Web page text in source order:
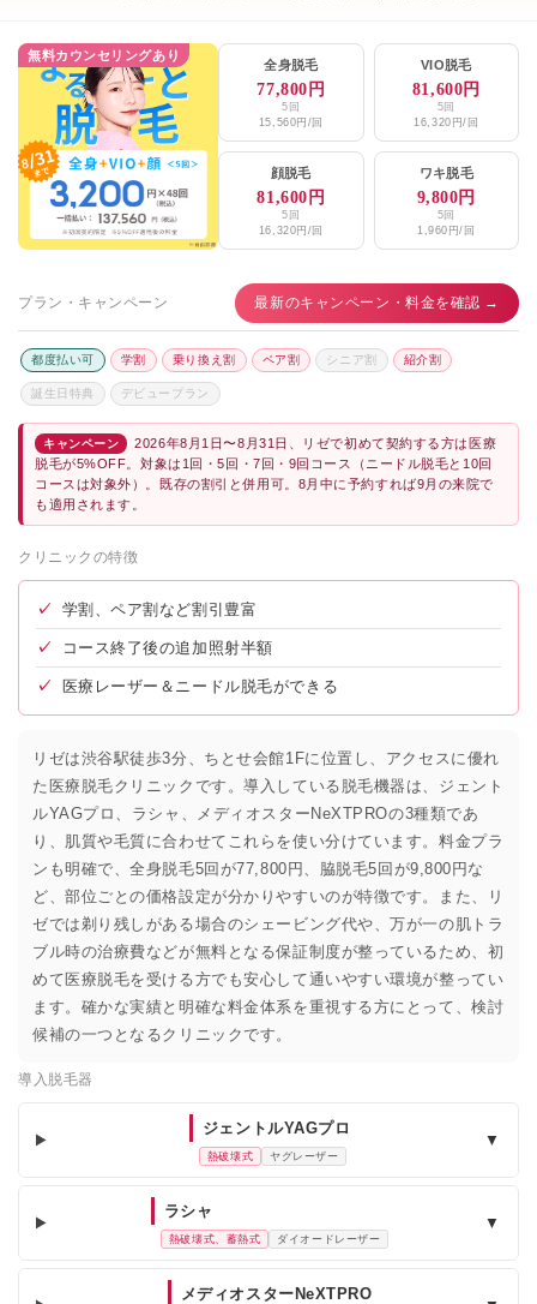
無料カウンセリングあり
全身脱毛
77,800円
5回
15,560円/回
VIO脱毛
81,600円
5回
16,320円/回
顔脱毛
81,600円
5回
16,320円/回
ワキ脱毛
9,800円
5回
1,960円/回
プラン・キャンペーン 最新のキャンペーン・料金を確認 →
都度払い可 学割 乗り換え割 ペア割 シニア割 紹介割
誕生日特典 デビュープラン
キャンペーン
2026年8月1日〜8月31日、リゼで初めて契約する方は医療
脱毛が5%OFF。対象は1回・5回・7回・9回コース（ニードル脱毛と10回
コースは対象外）。既存の割引と併用可。8月中に予約すれば9月の来院で
も適用されます。
クリニックの特徴
✓ 学割、ペア割など割引豊富
✓ コース終了後の追加照射半額
✓ 医療レーザー＆ニードル脱毛ができる
リゼは渋谷駅徒歩3分、ちとせ会館1Fに位置し、アクセスに優れ
た医療脱毛クリニックです。導入している脱毛機器は、ジェント
ルYAGプロ、ラシャ、メディオスターNeXTPROの3種類であ
り、肌質や毛質に合わせてこれらを使い分けています。料金プラ
ンも明確で、全身脱毛5回が77,800円、脇脱毛5回が9,800円な
ど、部位ごとの価格設定が分かりやすいのが特徴です。また、リ
ゼでは剃り残しがある場合のシェービング代や、万が一の肌トラ
ブル時の治療費などが無料となる保証制度が整っているため、初
めて医療脱毛を受ける方でも安心して通いやすい環境が整ってい
ます。確かな実績と明確な料金体系を重視する方にとって、検討
候補の一つとなるクリニックです。
導入脱毛器
ジェントルYAGプロ
熱破壊式 ヤグレーザー
▼
ラシャ
熱破壊式、蓄熱式 ダイオードレーザー
▼
メディオスターNeXTPRO